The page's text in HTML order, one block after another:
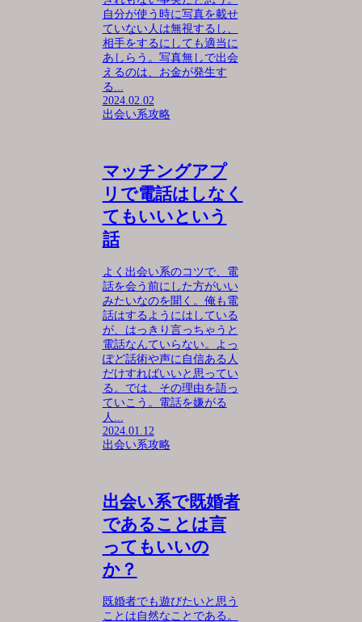
自分が使う時に写真を載せ
ていない人は無視するし、
相手をするにしても適当に
あしらう。写真無しで出会
えるのは、お金が発生す
る...
2024.02.02
出会い系攻略
マッチングアプ
リで電話はしなく
てもいいという
話
よく出会い系のコツで、電
話を会う前にした方がいい
みたいなのを聞く。俺も電
話はするようにはしている
が、はっきり言っちゃうと
電話なんていらない。よっ
ぽど話術や声に自信ある人
だけすればいいと思ってい
る。では、その理由を語っ
ていこう。電話を嫌がる
人...
2024.01.12
出会い系攻略
出会い系で既婚者
であることは言
ってもいいの
か？
既婚者でも遊びたいと思う
ことは自然なことである。